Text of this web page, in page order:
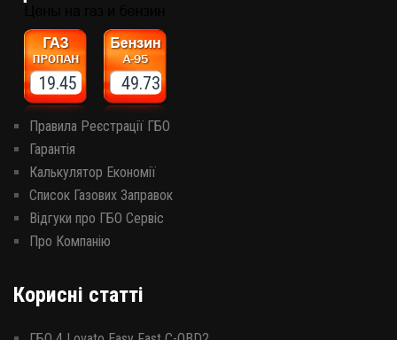
19.45 49.73
Правила Реєстрації ГБО
Гарантія
Калькулятор Економії
Список Газових Заправок
Відгуки про ГБО Сервіс
Про Компанію
Корисні статті